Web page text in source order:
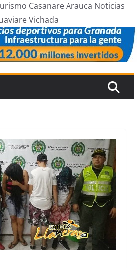
Casanare Arauca Noticias
Vichada